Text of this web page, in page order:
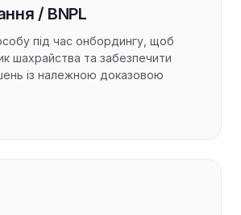
/ BNPL
під час онбордингу, щоб
шахрайства та забезпечити
із належною доказовою